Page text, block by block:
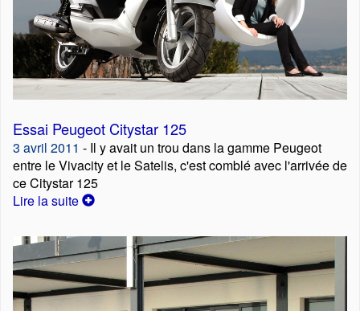
Essai Peugeot Citystar 125
3 avril 2011 - Il y avait un trou dans la gamme Peugeot
entre le Vivacity et le Satelis, c'est comblé avec l'arrivée de
ce Citystar 125
Lire la suite